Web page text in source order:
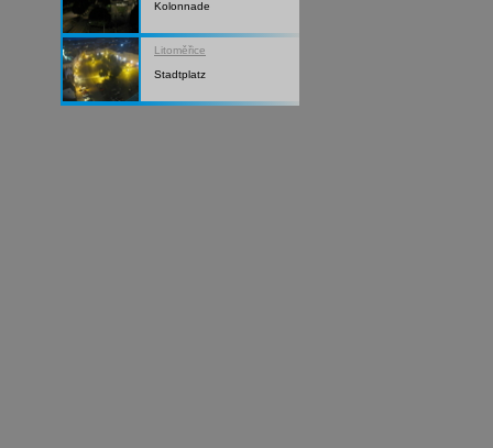
Kolonnade
Litoměřice
Stadtplatz